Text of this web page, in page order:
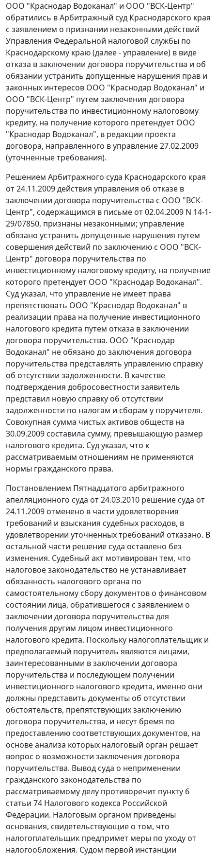
ООО "Краснодар Водоканал" и ООО "ВСК-Центр"
обратились в Арбитражный суд Краснодарского края
с заявлением о признании незаконными действий
Управления Федеральной налоговой службы по
Краснодарскому краю (далее - управление) в виде
отказа в заключении договора поручительства и об
обязании устранить допущенные нарушения прав и
законных интересов ООО "Краснодар Водоканал" и
ООО "ВСК-Центр" путем заключения договора
поручительства по инвестиционному налоговому
кредиту, на получение которого претендует ООО
"Краснодар Водоканал", в редакции проекта
договора, направленного в управление 27.02.2009
(уточненные требования).
Решением Арбитражного суда Краснодарского края
от 24.11.2009 действия управления об отказе в
заключении договора поручительства с ООО "ВСК-
Центр", содержащимся в письме от 02.04.2009 N 14-1-
29/07850, признаны незаконными; управление
обязано устранить допущенные нарушения путем
совершения действий по заключению с ООО "ВСК-
Центр" договора поручительства по
инвестиционному налоговому кредиту, на получение
которого претендует ООО "Краснодар Водоканал".
Суд указал, что управление не имеет права
препятствовать ООО "Краснодар Водоканал" в
реализации права на получение инвестиционного
налогового кредита путем отказа в заключении
договора поручительства. ООО "Краснодар
Водоканал" не обязано до заключения договора
поручительства представлять управлению справку
об отсутствии задолженности. В качестве
подтверждения добросовестности заявитель
представил новую справку об отсутствии
задолженности по налогам и сборам у поручителя.
Совокупная сумма чистых активов обществ на
30.09.2009 составила сумму, превышающую размер
налогового кредита. Суд указал, что к
рассматриваемым отношениям не применяются
нормы гражданского права.
Постановлением Пятнадцатого арбитражного
апелляционного суда от 24.03.2010 решение суда от
24.11.2009 отменено в части удовлетворения
требований и взыскания судебных расходов, в
удовлетворении уточненных требований отказано. В
остальной части решение суда оставлено без
изменения. Судебный акт мотивирован тем, что
налоговое законодательство не устанавливает
обязанность налогового органа по
самостоятельному сбору документов о финансовом
состоянии лица, обратившегося с заявлением о
заключении договора поручительства для
получения другим лицом инвестиционного
налогового кредита. Поскольку налогоплательщик и
предполагаемый поручитель являются лицами,
заинтересованными в заключении договора
поручительства и последующем получении
инвестиционного налогового кредита, именно они
должны представить документы об отсутствии
обстоятельств, препятствующих заключению
договора поручительства, и несут бремя по
предоставлению соответствующих документов, на
основе анализа которых налоговый орган решает
вопрос о возможности заключения договора
поручительства. Вывод суда о неприменении
гражданского законодательства по
рассматриваемому делу противоречит пункту 6
статьи 74 Налогового кодекса Российской
Федерации. Налоговым органом приведены
основания, свидетельствующие о том, что
налогоплательщик предпримет меры по уходу от
налогообложения. Судом первой инстанции